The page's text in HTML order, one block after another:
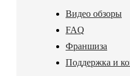
Видео обзоры
FAQ
Франшиза
Поддержка и